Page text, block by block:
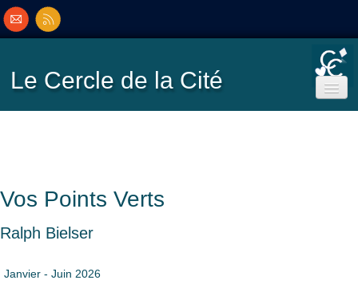
Le Cercle de la Cité
Vos Points Verts
Ralph Bielser
Janvier - Juin 2026